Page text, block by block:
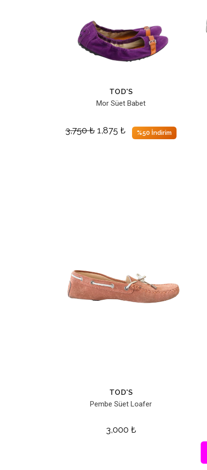
TOD'S
Mor Süet Babet
3,750₺ 1,875₺ %50 İndirim
TOD'S
Pembe Süet Loafer
3,000 ₺